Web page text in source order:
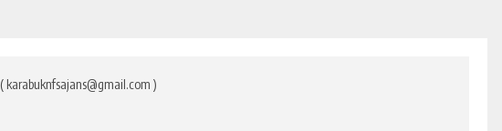
( karabuknfsajans@gmail.com )